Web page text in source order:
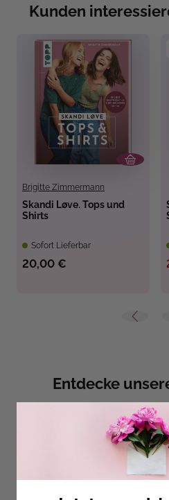
Kunden
Brigitte Zimmermann
Skandi Løve. Tops und
Shirts
Sofort Lieferbar
20,00 €
Entdecke